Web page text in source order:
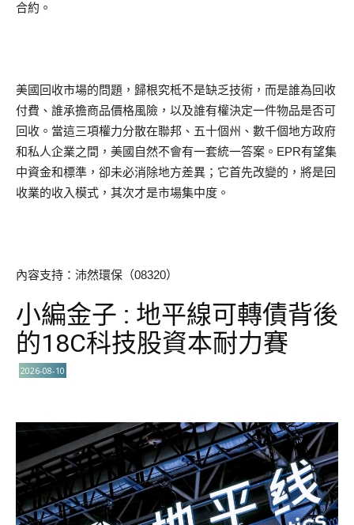
合約。
美國回收市場的問題，歸根究柢不是缺乏技術，而是誰為回收
付費、誰承擔商品價格風險，以及誰有權決定一件物品是否可
回收。當這三項權力分散在聯邦、五十個州、數千個地方政府
和私人企業之間，美國自然不會有一套統一答案。EPR有望集
中資金和標準，卻未必消除地方差異；它首先改變的，將是回
收業的收入模式，其次才是市場集中度。
內容支持：沛然環保（08320）
小編金子 : 地平線可轉債背後
的18C科技股資本耐力賽
2026-08-10